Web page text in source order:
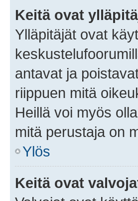
Keitä ovat
Ylläpitäjät ovat
antavat ja
riippuen mitä
Heillä voi myös
mitä perustaja on
Ylös
Keitä ovat